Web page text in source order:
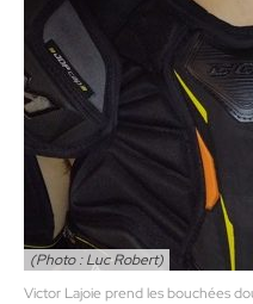
(Photo : Luc Robert)
Victor Lajoie prend les bouchées